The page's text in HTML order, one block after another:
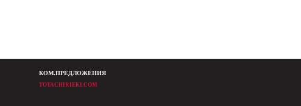
КОМ.ПРЕДЛОЖЕНИЯ
TOTACHIRIEKI.COM